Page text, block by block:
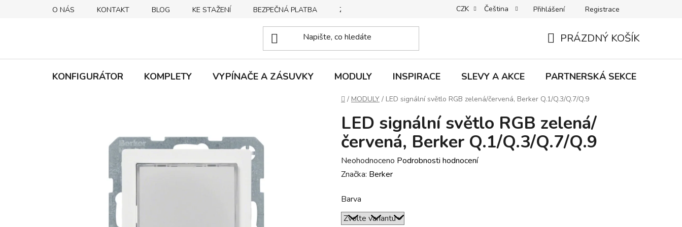
O NÁS KONTAKT BLOG KE STAŽENÍ BEZPEČNÁ PLATBA ZPŮSOBY DORUČENÍ REKLAMACE | VRÁCENÍ | VÝMĚNA ZBOŽÍ B2C VŠEOBECNÉ
CZK Čeština Přihlášení Registrace
KOŠÍK
PRÁZDNÝ KOŠÍK
KONFIGURÁTOR KOMPLETY VYPÍNAČE A ZÁSUVKY MODULY INSPIRACE SLEVY A AKCE PARTNERSKÁ SEKCE
Domů
/ MODULY / LED signální světlo RGB zelená/červená, Berker Q.1/Q.3/Q.7/Q.9
LED signální světlo RGB zelená/
červená, Berker Q.1/Q.3/Q.7/Q.9
Průměrné
hodnocení
je
0,0
Neohodnoceno Podrobnosti hodnocení
Značka: Berker
Barva